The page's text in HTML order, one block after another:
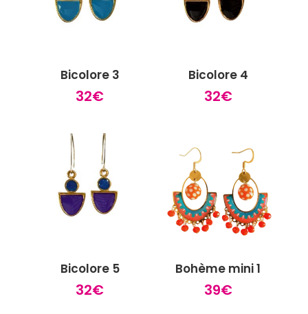
Bicolore 3
32€
Bicolore 4
32€
Bicolore 5
32€
Bohème mini 1
39€